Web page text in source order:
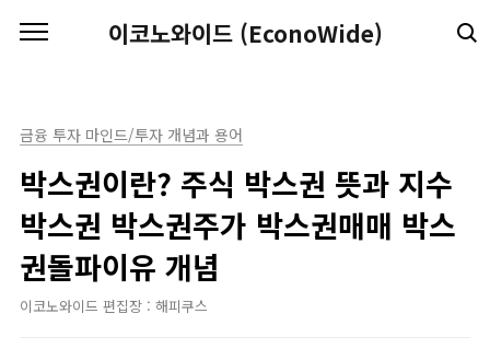
이코노와이드 (EconoWide)
금융 투자 마인드/투자 개념과 용어
박스권이란? 주식 박스권 뜻과 지수
박스권 박스권주가 박스권매매 박스
권돌파이유 개념
이코노와이드 편집장 : 해피쿠스